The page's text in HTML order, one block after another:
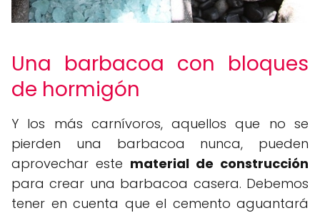
Una barbacoa con bloques
de hormigón
Y los más carnívoros, aquellos que no se
pierden una barbacoa nunca, pueden
aprovechar este material de construcción
para crear una barbacoa casera. Debemos
tener en cuenta que el cemento aguantará